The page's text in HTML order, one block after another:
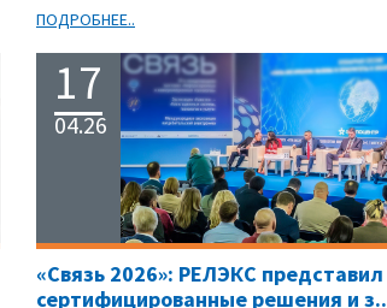
ПОДРОБНЕЕ..
17
04.26
«Связь 2026»: РЕЛЭКС представил
сертифицированные решения и з..